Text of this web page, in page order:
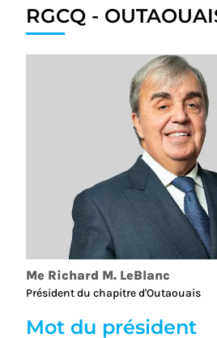
RGCQ -
Me Richard M. LeBlanc
Président du chapitre d'Outaouais
Mot du président